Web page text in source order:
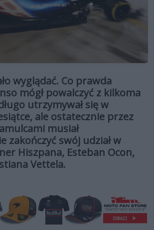
wyglądać. Co prawda
mógł powalczyć z kilkoma
utrzymywał się w
ale ostatecznie przez
musiał
zakończyć swój udział w
Hiszpana, Esteban Ocon,
Vettela.